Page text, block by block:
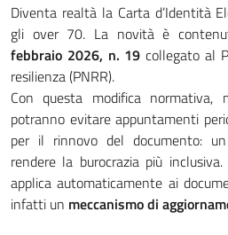
Diventa realtà la Carta d’Identità
gli over 70. La novità è
febbraio 2026, n. 19 collegato al
resilienza (PNRR).
Con questa modifica normativa,
potranno evitare appuntamenti
per il rinnovo del documento:
rendere la burocrazia più
applica automaticamente ai
infatti un meccanismo di